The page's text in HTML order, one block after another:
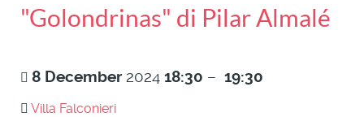
"Golondrinas" di Pilar Almalé
8 December 2024 18:30 – 19:30
Villa Falconieri